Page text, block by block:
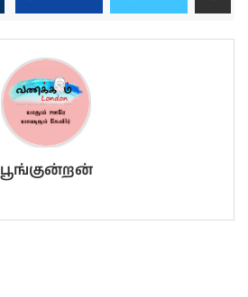
பூங்குன்றன்